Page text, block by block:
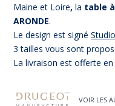
Maine et Loire, la table
ARONDE.
Le design est signé
3 tailles vous sont
La livraison est offerte
VOIR LES